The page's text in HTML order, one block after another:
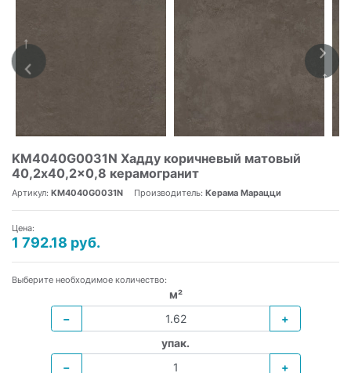
KM4040G0031N Хадду коричневый матовый
40,2x40,2x0,8 керамогранит
Артикул: KM4040G0031N Производитель: Керама Марацци
Цена:
1 792.18 руб.
Выберите необходимое количество:
м²
−
+
упак.
−
+